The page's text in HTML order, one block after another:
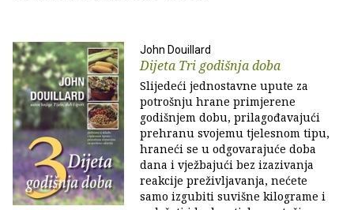
John Douillard
Dijeta Tri godišnja doba
Slijedeći jednostavne upute za
potrošnju hrane primjerene
godišnjem dobu, prilagođavajući
prehranu svojemu tjelesnom tipu,
hraneći se u odgovarajuće doba
dana i vježbajući bez izazivanja
reakcije preživljavanja, nećete
samo izgubiti suvišne kilograme i